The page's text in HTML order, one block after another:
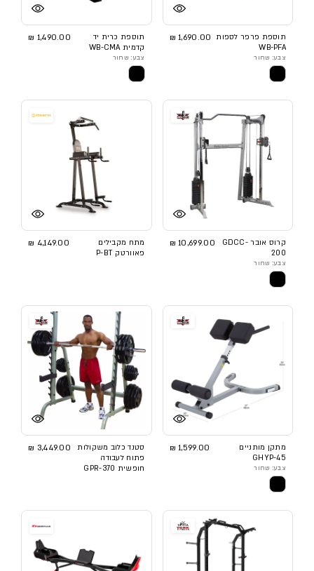
תוספת פרפר לספות
WB-PFA
1,690.00 ₪
צבע: שחור
תוספת כרית יד
קדמית WB-CMA
1,490.00 ₪
צבע: שחור
קרוס אובר GDCC-
200
10,699.00 ₪
צבע: שחור
מתח מקבילים
פאוורטק P-BT
4,149.00 ₪
מתקן מותניים
GHYP-45
1,599.00 ₪
צבע: שחור
סטנד כלוב משקולות
פתוח לעבודה
חופשית GPR-370
3,449.00 ₪